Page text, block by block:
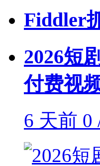
Fiddler
2026短
付费视
6 天前 0